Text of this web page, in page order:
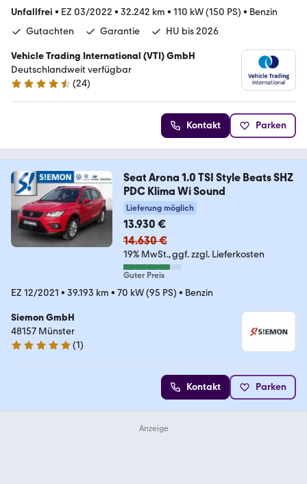
Unfallfrei • EZ 03/2022 • 32.242 km • 110 kW (150 PS) • Benzin
Gutachten
Garantie HU bis 2026
Vehicle Trading International (VTI) GmbH
Deutschlandweit verfügbar
4.4 Sterne
(24)
Kontakt Parken
Seat Arona 1.0 TSI Style Beats SHZ
PDC Klima Wi Sound
Lieferung möglich
13.930 €
14.630 €
19% MwSt. ggf. zzgl. Lieferkosten
Guter Preis
EZ 12/2021 • 39.193 km • 70 kW (95 PS) • Benzin
Siemon GmbH
48157 Münster
5 Sterne
(1)
Kontakt Parken